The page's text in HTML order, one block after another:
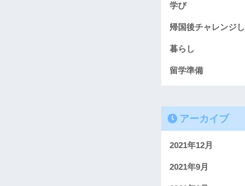
学び
帰国後チャレンジ
暮らし
留学準備
アーカイブ
2021年12月
2021年9月